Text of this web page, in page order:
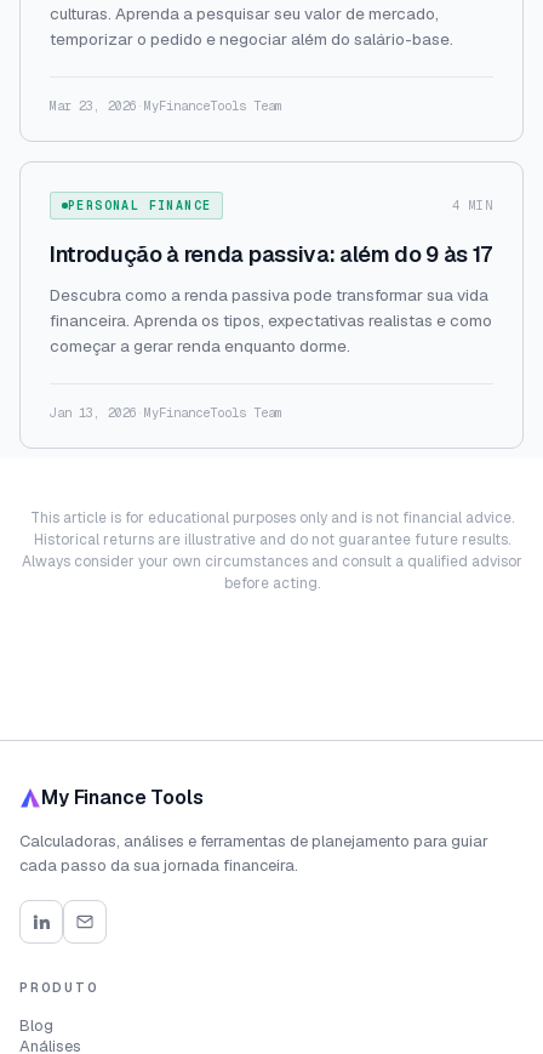
culturas. Aprenda a pesquisar seu valor de mercado,
temporizar o pedido e negociar além do salário-base.
Mar 23, 2026 · MyFinanceTools Team
PERSONAL FINANCE 4 MIN
Introdução à renda passiva: além do 9 às 17
Descubra como a renda passiva pode transformar sua vida
financeira. Aprenda os tipos, expectativas realistas e como
começar a gerar renda enquanto dorme.
Jan 13, 2026 · MyFinanceTools Team
This article is for educational purposes only and is not financial advice.
Historical returns are illustrative and do not guarantee future results.
Always consider your own circumstances and consult a qualified advisor
before acting.
My Finance Tools
Calculadoras, análises e ferramentas de planejamento para guiar
cada passo da sua jornada financeira.
PRODUTO
Blog
Análises